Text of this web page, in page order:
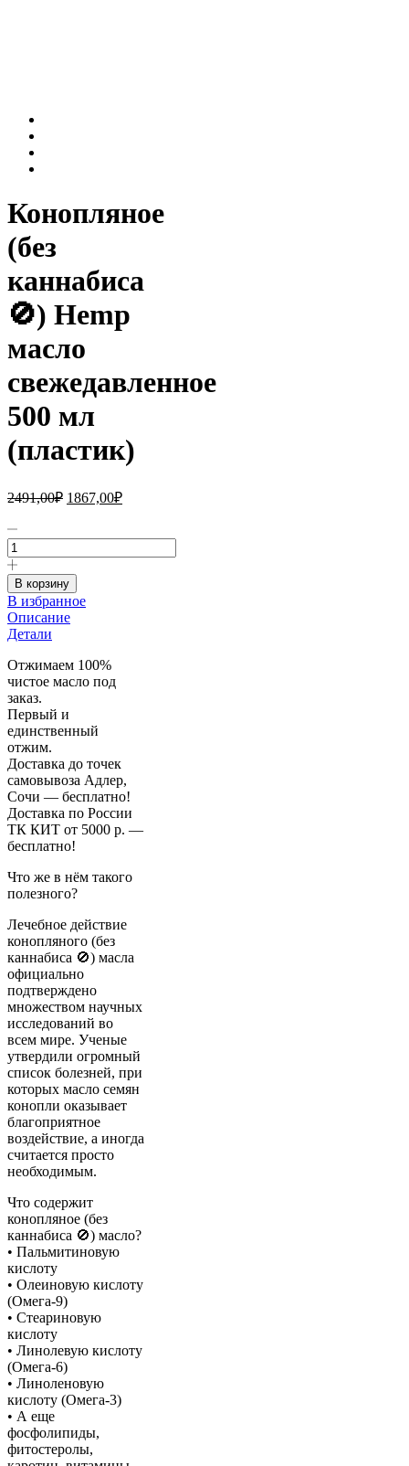
Конопляное
(без
каннабиса
🚫) Hemp
масло
свежедавленное
500 мл
(пластик)
2491,00₽ Первоначальная
1867,00₽Текущая
Количество
Конопляное
(без
каннабиса
🚫)
Hemp
масло
свежедавленное
500
мл
(пластик)
В корзину
В избранное
Описание
Детали
Отжимаем 100%
чистое масло под
заказ.
Первый и
единственный
отжим.
Доставка до точек
самовывоза Адлер,
Сочи — бесплатно!
Доставка по России
ТК КИТ от 5000 р. —
бесплатно!
Что же в нём такого
полезного?
Лечебное действие
конопляного (без
каннабиса 🚫) масла
официально
подтверждено
множеством научных
исследований во
всем мире. Ученые
утвердили огромный
список болезней, при
которых масло семян
конопли оказывает
благоприятное
воздействие, а иногда
считается просто
необходимым.
Что содержит
конопляное (без
каннабиса 🚫) масло?
• Пальмитиновую
кислоту
• Олеиновую кислоту
(Омега-9)
• Стеариновую
кислоту
• Линолевую кислоту
(Омега-6)
• Линоленовую
кислоту (Омега-3)
• А еще
фосфолипиды,
фитостеролы,